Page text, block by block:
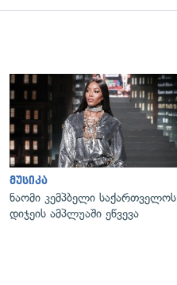
მუსიკა
ნაომი კემპბელი საქართველოს
დიჯეის ამპლუაში ეწვევა